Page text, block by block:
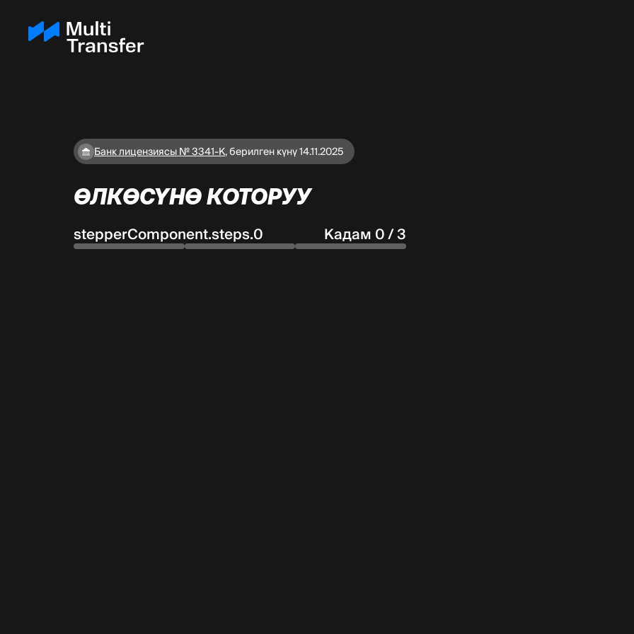
Банк лицензиясы № 3341-К,берилген күнү 14.11.2025
ӨЛКӨСҮНӨ КОТОРУУ
stepperComponent.steps.0 Кадам 0 / 3